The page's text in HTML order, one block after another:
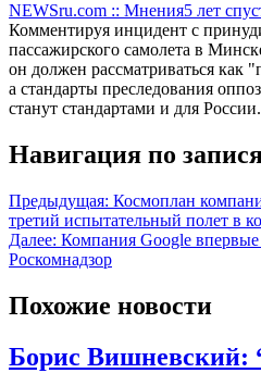
NEWSru.com :: Мнения5 лет
Комментируя инцидент с
пассажирского самолета в
он должен рассматриваться как
а стандарты преследования
станут стандартами и для России.
Навигация по
Предыдущая: Космоплан
третий испытательный полет в
Далее: Компания Google впервые
Роскомнадзор
Похожие новости
Борис Вишневский: